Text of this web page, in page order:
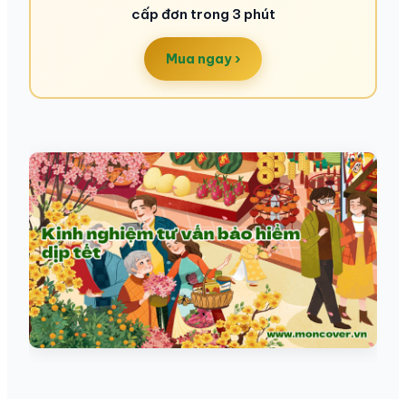
cấp đơn trong 3 phút
Mua ngay ›